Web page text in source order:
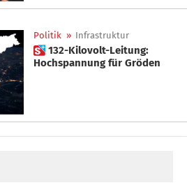
Politik » Infrastruktur
 132-Kilovolt-Leitung:
Hochspannung für Gröden